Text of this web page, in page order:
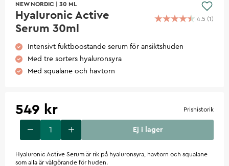
NEW NORDIC 30 ML
Hyaluronic Active
Serum 30ml
4.5 (1)
Intensivt fuktboostande serum för ansiktshuden
Med tre sorters hyaluronsyra
Med squalane och havtorn
549 kr Prishistorik
Ej i lager
Hyaluronic Active Serum är rik på hyaluronsyra, havtorn och squalane
som alla är välgörande för huden.